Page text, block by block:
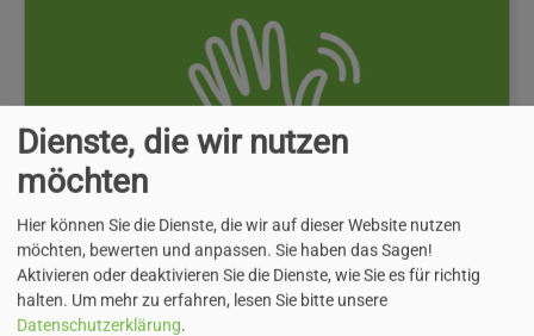
Das sind wir
Dienste, die wir nutzen
möchten
Hier können Sie die Dienste, die wir auf dieser Website nutzen
möchten, bewerten und anpassen. Sie haben das Sagen!
Aktivieren oder deaktivieren Sie die Dienste, wie Sie es für richtig
halten. Um mehr zu erfahren, lesen Sie bitte unsere
Datenschutzerklärung.